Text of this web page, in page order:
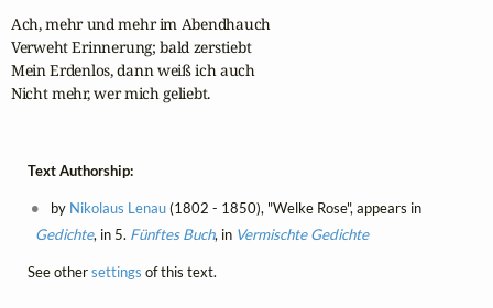
Ach, mehr und mehr im Abendhauch
Verweht Erinnerung; bald zerstiebt
Mein Erdenlos, dann weiß ich auch
Nicht mehr, wer mich geliebt.
Text Authorship:
by Nikolaus Lenau(1802 - 1850), "Welke Rose", appears in
Gedichte, in 5. Fünftes Buch, in Vermischte Gedichte
See othersettings of this text.